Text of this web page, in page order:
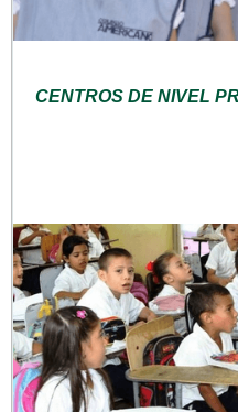
CENTROS DE NIVEL